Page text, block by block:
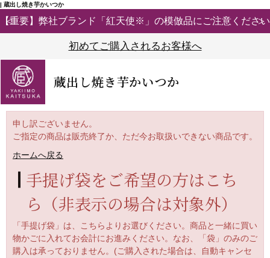
| 蔵出し焼き芋かいつか
【重要】弊社ブランド「紅天使※」の模倣品にご注意ください
初めてご購入されるお客様へ
蔵出し焼き芋かいつか
申し訳ございません。
ご指定の商品は販売終了か、ただ今お取扱いできない商品です。
ホームへ戻る
手提げ袋をご希望の方はこち
ら（非表示の場合は対象外）
「手提げ袋」 は、こちらよりお選びください。 商品と一緒に買い
物かごに入れてお会計にお進みください。なお、「袋」 のみのご
購入は承っておりません。(ご購入された場合は、自動キャンセ